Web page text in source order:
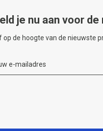
je nu aan voor
op de hoogte van de nieuwste